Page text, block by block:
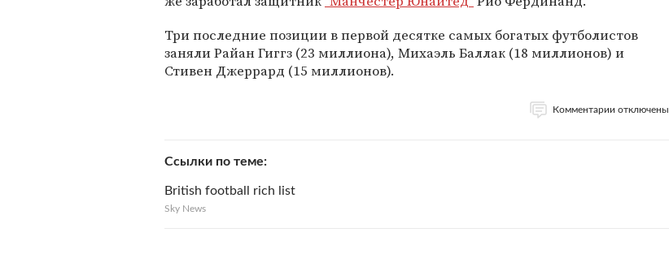
Три последние позиции в первой десятке самых богатых футболистов
заняли Райан Гиггз (23 миллиона), Михаэль Баллак (18 миллионов) и
Стивен Джеррард (15 миллионов).
Комментарии отключены
Ссылки по теме
British football rich list
Sky News